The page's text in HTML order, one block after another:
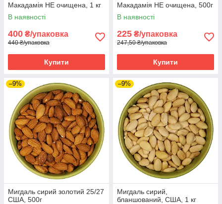
Макадамія НЕ очищена, 1 кг
В наявності
400 ₴/упаковка
440 ₴/упаковка
Купити
Макадамія НЕ очищена, 500г
В наявності
225 ₴/упаковка
247,50 ₴/упаковка
Купити
–9%
Мигдаль сирий золотий 25/27
США, 500г
–9%
Мигдаль сирий,
бланшований, США, 1 кг